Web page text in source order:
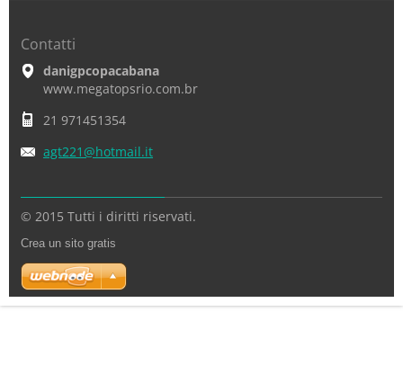
Contatti
danigpcopacabana
www.megatopsrio.com.br
21 971451354
agt221@hotmail.it
© 2015 Tutti i diritti riservati.
Crea un sito gratis